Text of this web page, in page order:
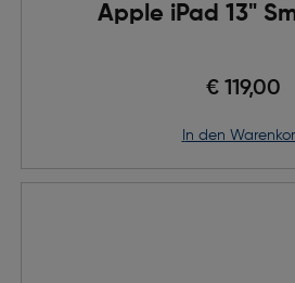
Apple iPad 13"
€ 119,00
in den